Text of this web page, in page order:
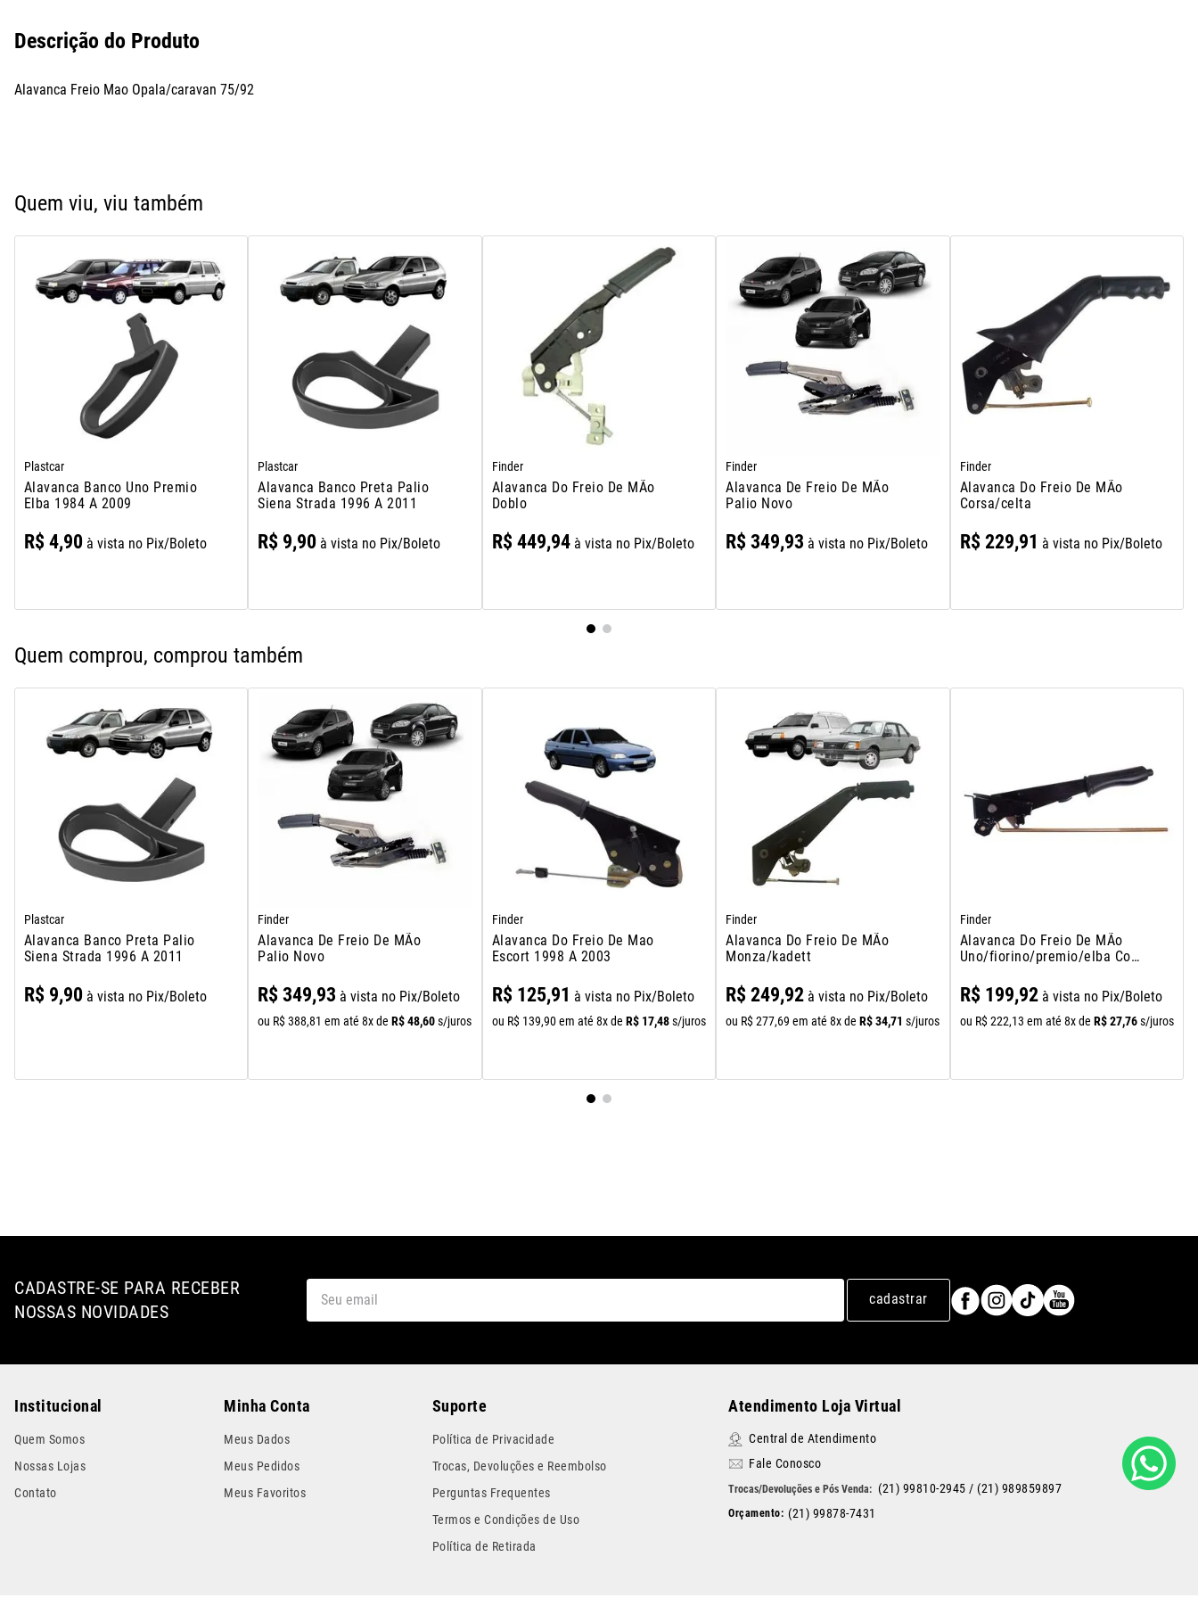
Descrição do Produto
Alavanca Freio Mao Opala/caravan 75/92
Quem viu, viu também
Plastcar
Alavanca Banco Uno Premio
Elba 1984 A 2009
R$ 4,90à vista no Pix/Boleto
Plastcar
Alavanca Banco Preta Palio
Siena Strada 1996 A 2011
R$ 9,90 à vista no Pix/Boleto
Finder
Alavanca Do Freio De MÃo
Doblo
R$ 449,94à vista no Pix/Boleto
Finder
Alavanca De Freio De MÃo
Palio Novo
R$ 349,93 à vista no Pix/Boleto
Finder
Alavanca Do Freio De MÃo
Corsa/celta
R$ 229,91 à vista no Pix/Boleto
Quem comprou, comprou também
Plastcar
Alavanca Banco Preta Palio
Siena Strada 1996 A 2011
R$ 9,90à vista no Pix/Boleto
Finder
Alavanca De Freio De MÃo
Palio Novo
R$ 349,93 à vista no Pix/Boleto
ou R$ 388,81 em até 8x de R$ 48,60 s/juros
Finder
Alavanca Do Freio De Mao
Escort 1998 A 2003
R$ 125,91 à vista no Pix/Boleto
ou R$ 139,90 em até 8x de R$ 17,48 s/juros
Finder
Alavanca Do Freio De MÃo
Monza/kadett
R$ 249,92 à vista no Pix/Boleto
ou R$277,69 em até 8x de R$34,71 s/juros
Finder
Alavanca Do Freio De MÃo
Uno/fiorino/premio/elba Com
R$ 199,92à vista no Pix/Boleto
ou R$ 222,13 em até 8x de R$ 27,76 s/juros
CADASTRE-SE PARA RECEBER
NOSSAS NOVIDADES
cadastrar
Institucional
Quem Somos
Nossas Lojas
Contato
Minha Conta
Meus Dados
Meus Pedidos
Meus Favoritos
Suporte
Política de Privacidade
Trocas, Devoluções e Reembolso
Perguntas Frequentes
Termos e Condições de Uso
Política de Retirada
Atendimento Loja Virtual
Central de Atendimento
Fale Conosco
(21) 99810-2945 / (21) 989859897
(21) 99878-7431